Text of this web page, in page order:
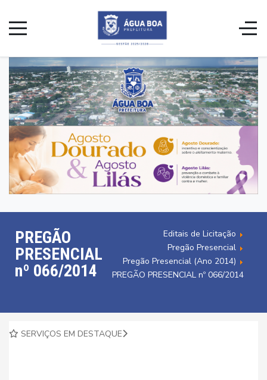
PREGÃO
PRESENCIAL
nº 066/2014
Editais de Licitação
Pregão Presencial
Pregão Presencial (Ano 2014)
PREGÃO PRESENCIAL nº 066/2014
SERVIÇOS EM DESTAQUE